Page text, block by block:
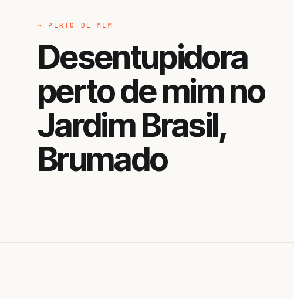
→ PERTO DE MIM
Desentupidora
perto de mim no
Jardim Brasil,
Brumado